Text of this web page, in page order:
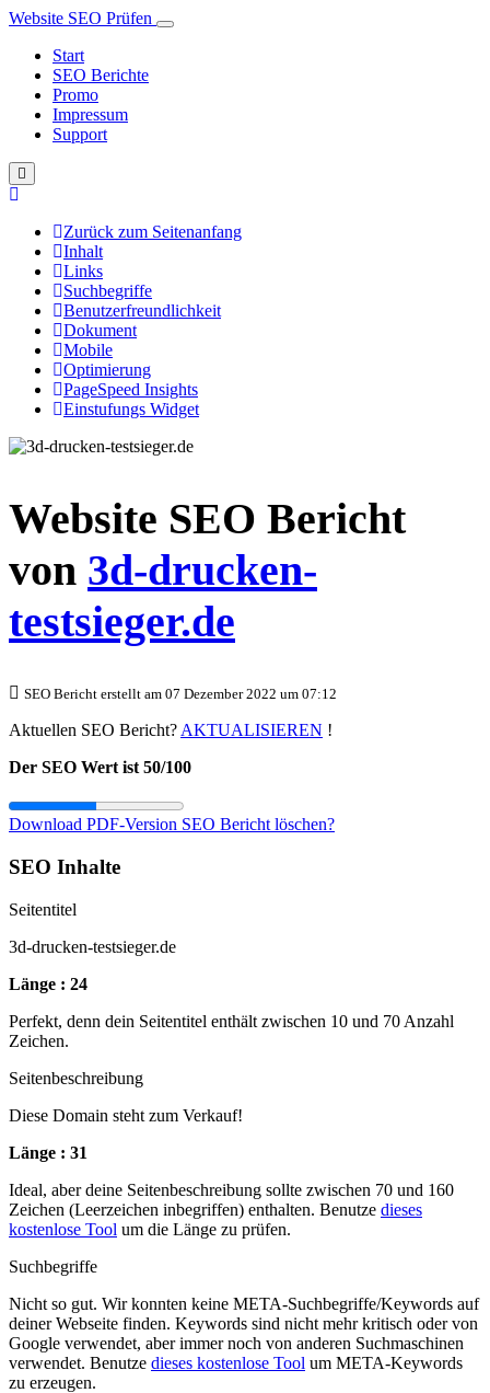
Website SEO Prüfen
Start
SEO Berichte
Promo
Impressum
Support
Zurück zum Seitenanfang
Inhalt
Links
Suchbegriffe
Benutzerfreundlichkeit
Dokument
Mobile
Optimierung
PageSpeed Insights
Einstufungs Widget
Website SEO Bericht
von 3d-drucken-
testsieger.de
SEO Bericht erstellt am 07 Dezember 2022 um 07:12
Aktuellen SEO Bericht? AKTUALISIEREN !
Der SEO Wert ist 50/100
Download PDF-Version SEO Bericht löschen?
SEO Inhalte
Seitentitel
3d-drucken-testsieger.de
Länge : 24
Perfekt, denn dein Seitentitel enthält zwischen 10 und 70 Anzahl
Zeichen.
Seitenbeschreibung
Diese Domain steht zum Verkauf!
Länge : 31
Ideal, aber deine Seitenbeschreibung sollte zwischen 70 und 160
Zeichen (Leerzeichen inbegriffen) enthalten. Benutze dieses
kostenlose Tool um die Länge zu prüfen.
Suchbegriffe
Nicht so gut. Wir konnten keine META-Suchbegriffe/Keywords auf
deiner Webseite finden. Keywords sind nicht mehr kritisch oder von
Google verwendet, aber immer noch von anderen Suchmaschinen
verwendet. Benutze dieses kostenlose Tool um META-Keywords
zu erzeugen.